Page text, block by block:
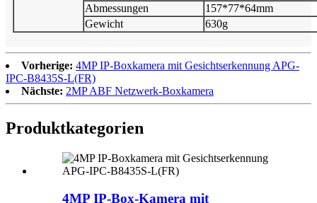
Abmessungen
157*77*64mm
Gewicht
630g
Vorherige: 4MP IP-Boxkamera mit Gesichtserkennung APG-
IPC-B8435S-L(FR)
Nächste: 2MP ABF Netzwerk-Boxkamera
Produktkategorien
4MP IP-Box-Kamera mit